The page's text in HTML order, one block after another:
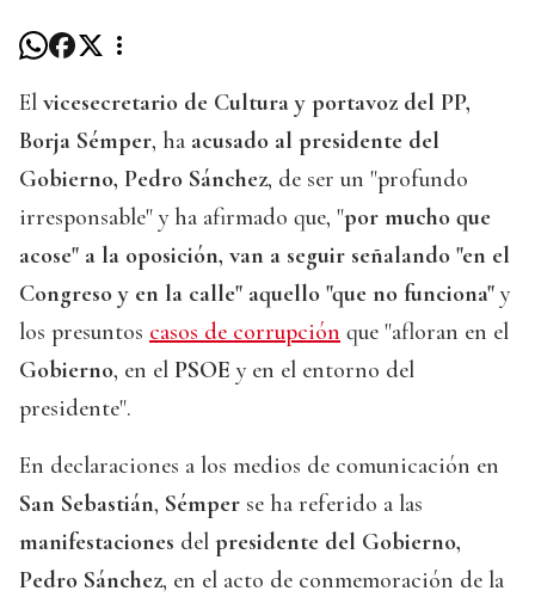
El vicesecretario de Cultura y portavoz del PP,
Borja Sémper, ha acusado al presidente del
Gobierno, Pedro Sánchez, de ser un "profundo
irresponsable" y ha afirmado que, "por mucho que
acose" a la oposición, van a seguir señalando "en el
Congreso y en la calle" aquello "que no funciona" y
los presuntos casos de corrupción que "afloran en el
Gobierno, en el PSOE y en el entorno del
presidente".
En declaraciones a los medios de comunicación en
San Sebastián, Sémper se ha referido a las
manifestaciones del presidente del Gobierno,
Pedro Sánchez, en el acto de conmemoración de la